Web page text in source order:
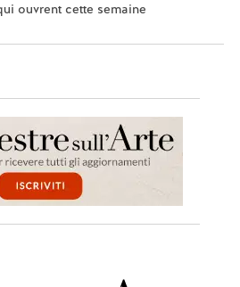
ouvrent cette semaine